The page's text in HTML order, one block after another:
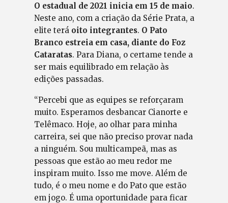
O estadual de 2021 inicia em 15 de maio.
Neste ano, com a criação da Série Prata, a
elite terá oito integrantes. O Pato
Branco estreia em casa, diante do Foz
Cataratas. Para Diana, o certame tende a
ser mais equilibrado em relação às
edições passadas.
“Percebi que as equipes se reforçaram
muito. Esperamos desbancar Cianorte e
Telêmaco. Hoje, ao olhar para minha
carreira, sei que não preciso provar nada
a ninguém. Sou multicampeã, mas as
pessoas que estão ao meu redor me
inspiram muito. Isso me move. Além de
tudo, é o meu nome e do Pato que estão
em jogo. É uma oportunidade para ficar